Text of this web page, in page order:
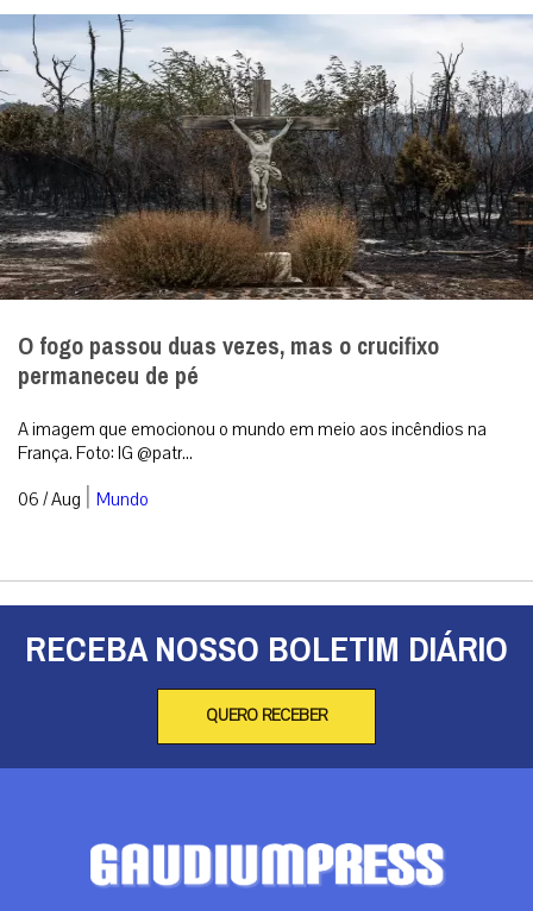
O fogo passou duas vezes, mas o crucifixo
permaneceu de pé
A imagem que emocionou o mundo em meio aos incêndios na
França. Foto: IG @patr...
06 / Aug | Mundo
RECEBA NOSSO BOLETIM DIÁRIO
QUERO RECEBER